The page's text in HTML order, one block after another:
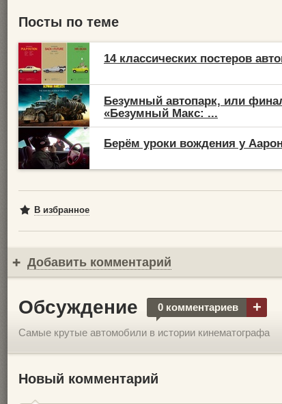
Посты по теме
14 классических постеров
Безумный автопарк, или
«Безумный Макс: ...
Берём уроки вождения у
В избранное
Добавить комментарий
Обсуждение 0 комментариев +
Самые крутые автомобили в истории кинематографа
Новый комментарий